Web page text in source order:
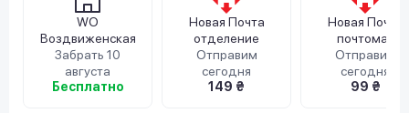
WO
Воздвиженская
Забрать 10
августа
Бесплатно
Новая Почта
отделение
Отправим
сегодня
149 ₴
Новая Почта
почтомат
Отправим
сегодня
99 ₴